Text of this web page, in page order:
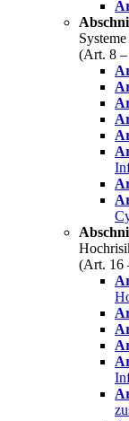
Systeme
(Art. 8
(Art. 16